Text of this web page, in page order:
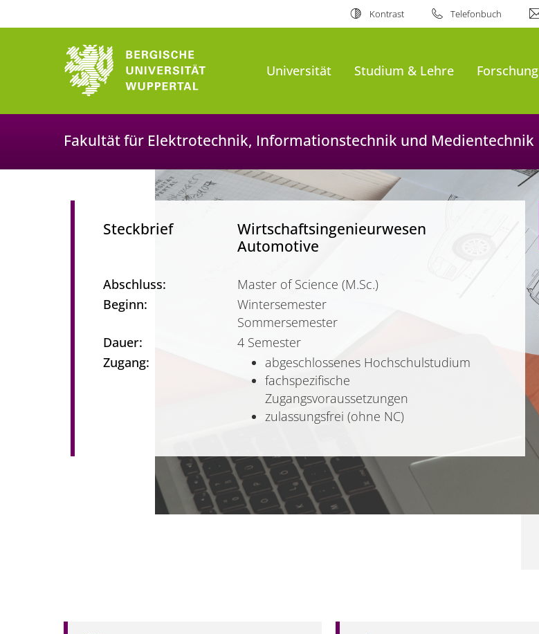
Kontrast Telefonbuch
Universität Studium & Lehre Forschung
Fakultät für Elektrotechnik, Informationstechnik und Medientechnik
Steckbrief
Wirtschaftsingenieurwesen
Automotive
Abschluss:
Master of Science (M.Sc.)
Beginn:
Wintersemester
Sommersemester
Dauer:
4 Semester
Zugang:
abgeschlossenes Hochschulstudium
fachspezifische
Zugangsvoraussetzungen
zulassungsfrei (ohne NC)